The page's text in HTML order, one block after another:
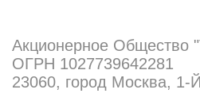
Акционерное Общество
ОГРН 1027739642281
23060, город Москва, 1-